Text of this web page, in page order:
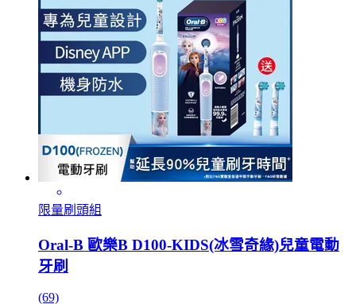
限量刷頭組
Oral-B 歐樂B D100-KIDS(冰雪奇緣)兒童電動
牙刷
(69)